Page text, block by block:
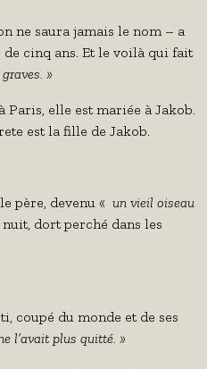
ne saura jamais le nom – a
de cinq ans. Et le voilà qui fait
»
Paris, elle est mariée à Jakob.
est la fille de Jakob.
père, devenu « un vieil oiseau
nuit, dort perché dans les
coupé du monde et de ses
l’avait plus quitté. »